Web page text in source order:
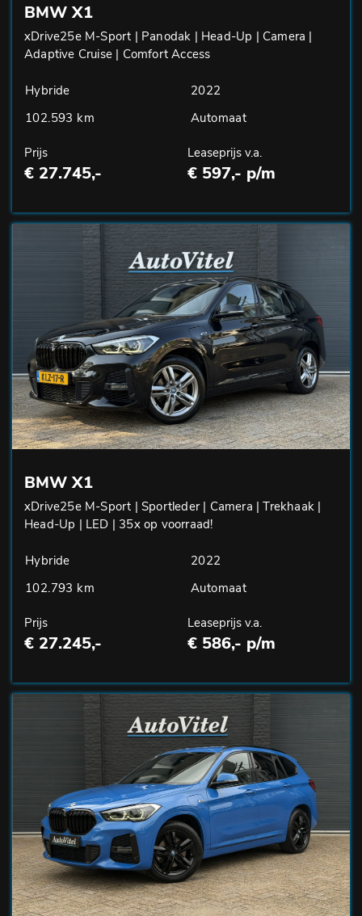
BMW X1
xDrive25e M-Sport | Panodak | Head-Up | Camera |
Adaptive Cruise | Comfort Access
Hybride
2022
102.593 km
Automaat
Prijs
€ 27.745,-
Leaseprijs v.a.
€ 597,- p/m
BMW X1
xDrive25e M-Sport | Sportleder | Camera | Trekhaak |
Head-Up | LED | 35x op voorraad!
Hybride
2022
102.793 km
Automaat
Prijs
€ 27.245,-
Leaseprijs v.a.
€ 586,- p/m